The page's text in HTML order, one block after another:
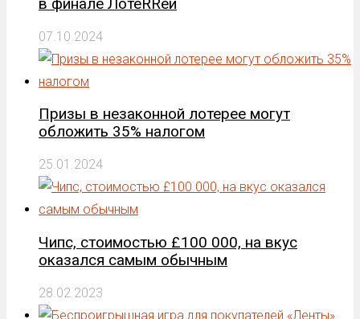
07.10.2024
Призы в незаконной лотерее могут
обложить 35% налогом
25.01.2024
Чипс, стоимостью £100 000, на вкус
оказался самым обычным
28.02.2023